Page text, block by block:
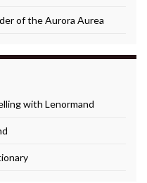
of the Aurora Aurea
with Lenormand